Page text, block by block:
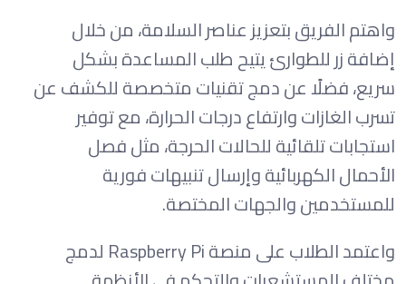
واهتم الفريق بتعزيز عناصر السلامة، من خلال
إضافة زر للطوارئ يتيح طلب المساعدة بشكل
سريع، فضلًا عن دمج تقنيات متخصصة للكشف عن
تسرب الغازات وارتفاع درجات الحرارة، مع توفير
استجابات تلقائية للحالات الحرجة، مثل فصل
الأحمال الكهربائية وإرسال تنبيهات فورية
للمستخدمين والجهات المختصة.
واعتمد الطلاب على منصة Raspberry Pi لدمج